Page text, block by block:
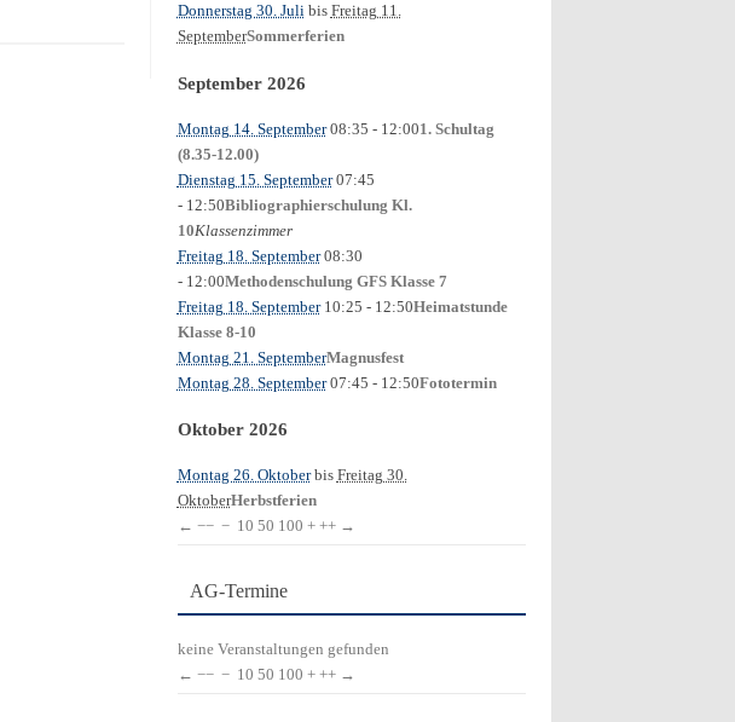
Donnerstag 30. Julibis Freitag 11.
SeptemberSommerferien
September 2026
Montag 14. September08:35 - 12:001. Schultag
(8.35-12.00)
Dienstag 15. September07:45
- 12:50Bibliographierschulung Kl.
10Klassenzimmer
Freitag 18. September08:30
- 12:00Methodenschulung GFS Klasse 7
Freitag 18. September10:25 - 12:50Heimatstunde
Klasse 8-10
Montag 21. SeptemberMagnusfest
Montag 28. September07:45 - 12:50Fototermin
Oktober 2026
Montag 26. Oktoberbis Freitag 30.
OktoberHerbstferien
← −− − 10 50 100 + ++ →
AG-Termine
keine Veranstaltungen gefunden
← −− − 10 50 100 + ++ →